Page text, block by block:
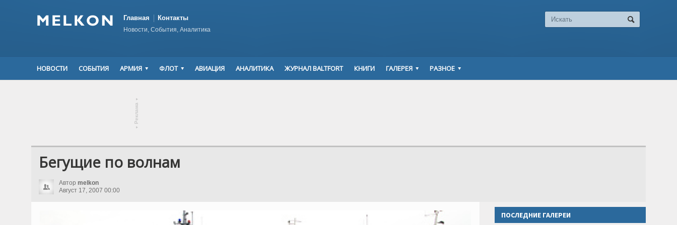
Главная Контакты
Новости, События, Аналитика
НОВОСТИ СОБЫТИЯ АРМИЯ ФЛОТ АВИАЦИЯ АНАЛИТИКА ЖУРНАЛ BALTFORT КНИГИ ГАЛЕРЕЯ РАЗНОЕ
▾
Реклама
▾
Бегущие по волнам
Автор melkon
Август 17, 2007 00:00
ПОСЛЕДНИЕ ГАЛЕРЕИ